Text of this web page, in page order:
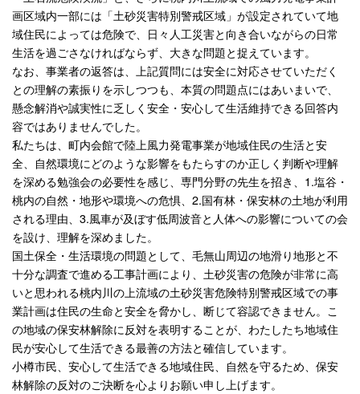
画区域内一部には「土砂災害特別警戒区域」が設定されていて地
域住民によっては危険で、日々人工災害と向き合いながらの日常
生活を過ごさなければならず、大きな問題と捉えています。
なお、事業者の返答は、上記質問には安全に対応させていただく
との理解の素振りを示しつつも、本質の問題点にはあいまいで、
懸念解消や誠実性に乏しく安全・安心して生活維持できる回答内
容ではありませんでした。
私たちは、町内会館で陸上風力発電事業が地域住民の生活と安
全、自然環境にどのような影響をもたらすのか正しく判断や理解
を深める勉強会の必要性を感じ、専門分野の先生を招き、1.塩谷・
桃内の自然・地形や環境への危惧、2.国有林・保安林の土地が利用
される理由、3.風車が及ぼす低周波音と人体への影響についての会
を設け、理解を深めました。
国土保全・生活環境の問題として、毛無山周辺の地滑り地形と不
十分な調査で進める工事計画により、土砂災害の危険が非常に高
いと思われる桃内川の上流域の土砂災害危険特別警戒区域での事
業計画は住民の生命と安全を脅かし、断じて容認できません。こ
の地域の保安林解除に反対を表明することが、わたしたち地域住
民が安心して生活できる最善の方法と確信しています。
小樽市民、安心して生活できる地域住民、自然を守るため、保安
林解除の反対のご決断を心よりお願い申し上げます。